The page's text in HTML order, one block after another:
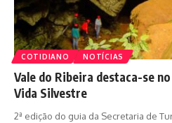
COTIDIANO NOTÍCIAS
Vale do Ribeira destaca-se
Vida Silvestre
2ª edição do guia da Secretaria de